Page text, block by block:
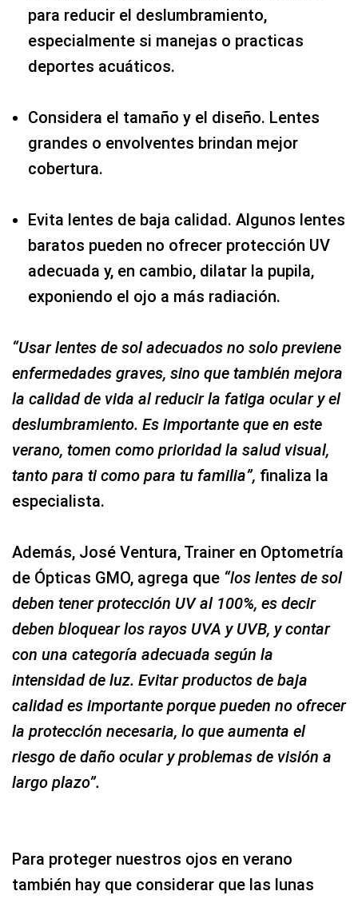
para reducir el deslumbramiento,
especialmente si manejas o practicas
deportes acuáticos.
Considera el tamaño y el diseño. Lentes
grandes o envolventes brindan mejor
cobertura.
Evita lentes de baja calidad. Algunos lentes
baratos pueden no ofrecer protección UV
adecuada y, en cambio, dilatar la pupila,
exponiendo el ojo a más radiación.
“Usar lentes de sol adecuados no solo previene
enfermedades graves, sino que también mejora
la calidad de vida al reducir la fatiga ocular y el
deslumbramiento. Es importante que en este
verano, tomen como prioridad la salud visual,
tanto para ti como para tu familia”, finaliza la
especialista.
Además, José Ventura, Trainer en Optometría
de Ópticas GMO, agrega que “los lentes de sol
deben tener protección UV al 100%, es decir
deben bloquear los rayos UVA y UVB, y contar
con una categoría adecuada según la
intensidad de luz. Evitar productos de baja
calidad es importante porque pueden no ofrecer
la protección necesaria, lo que aumenta el
riesgo de daño ocular y problemas de visión a
largo plazo”.
Para proteger nuestros ojos en verano
también hay que considerar que las lunas